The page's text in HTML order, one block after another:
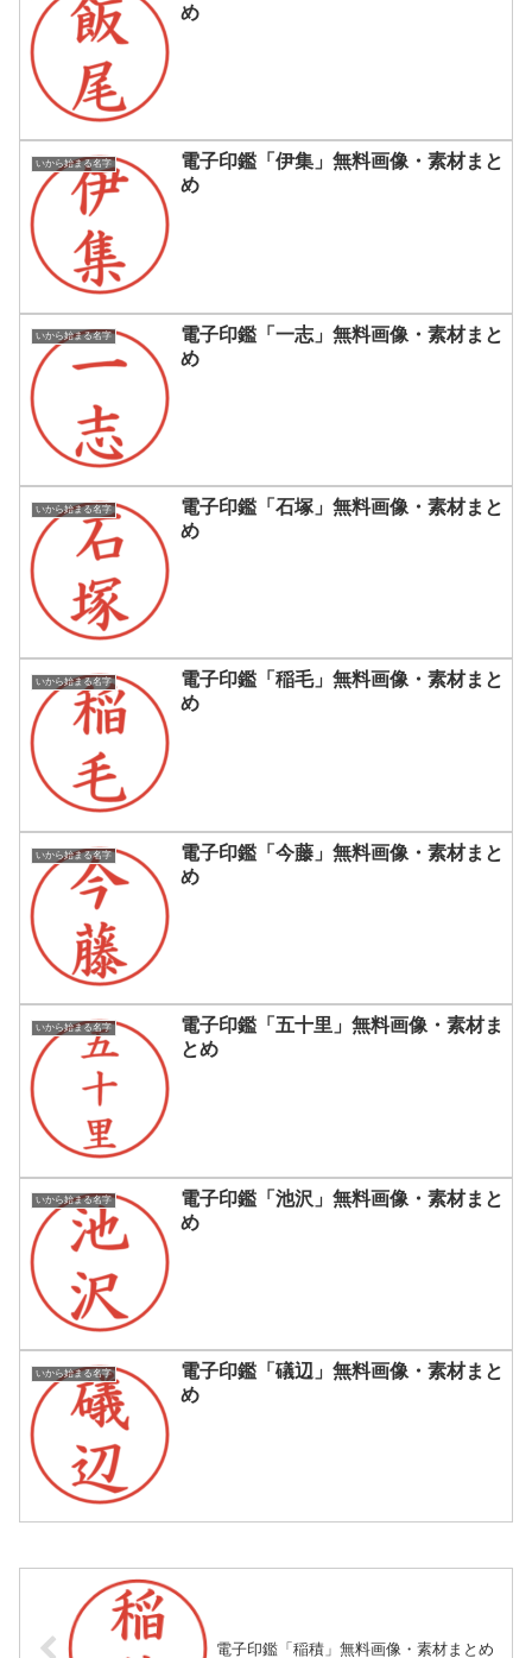
め
いから始まる名字
電子印鑑「伊集」無料画像・素材まと
め
いから始まる名字
電子印鑑「一志」無料画像・素材まと
め
いから始まる名字
電子印鑑「石塚」無料画像・素材まと
め
いから始まる名字
電子印鑑「稲毛」無料画像・素材まと
め
いから始まる名字
電子印鑑「今藤」無料画像・素材まと
め
いから始まる名字
電子印鑑「五十里」無料画像・素材ま
とめ
いから始まる名字
電子印鑑「池沢」無料画像・素材まと
め
いから始まる名字
電子印鑑「礒辺」無料画像・素材まと
め
電子印鑑「稲積」無料画像・素材まとめ